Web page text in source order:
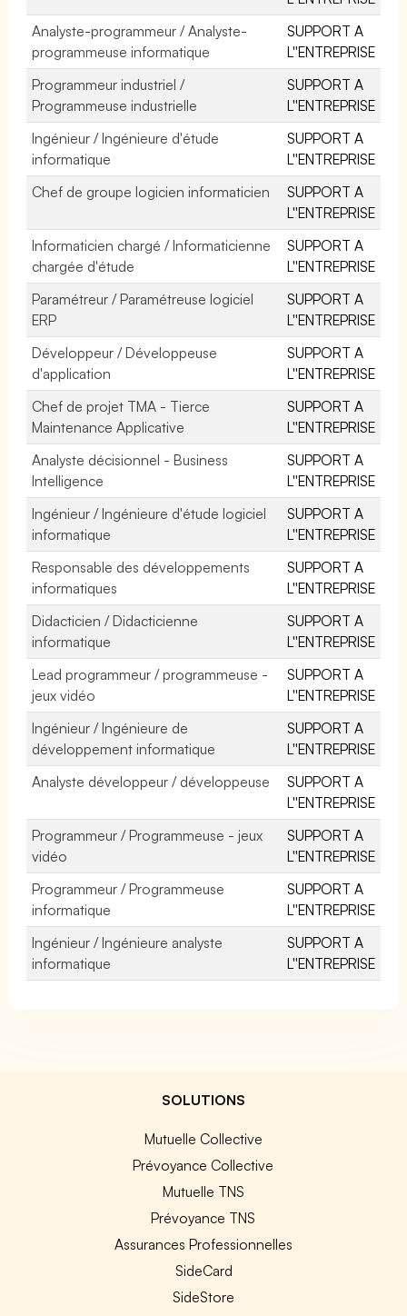
Analyste-programmeur / Analyste-
programmeuse informatique
SUPPORT A
L''ENTREPRISE
Programmeur industriel /
Programmeuse industrielle
SUPPORT A
L''ENTREPRISE
Ingénieur / Ingénieure d'étude
informatique
SUPPORT A
L''ENTREPRISE
Chef de groupe logicien informaticien
SUPPORT A
L''ENTREPRISE
Informaticien chargé / Informaticienne
chargée d'étude
SUPPORT A
L''ENTREPRISE
Paramétreur / Paramétreuse logiciel
ERP
SUPPORT A
L''ENTREPRISE
Développeur / Développeuse
d'application
SUPPORT A
L''ENTREPRISE
Chef de projet TMA - Tierce
Maintenance Applicative
SUPPORT A
L''ENTREPRISE
Analyste décisionnel - Business
Intelligence
SUPPORT A
L''ENTREPRISE
Ingénieur / Ingénieure d'étude logiciel
informatique
SUPPORT A
L''ENTREPRISE
Responsable des développements
informatiques
SUPPORT A
L''ENTREPRISE
Didacticien / Didacticienne
informatique
SUPPORT A
L''ENTREPRISE
Lead programmeur / programmeuse -
jeux vidéo
SUPPORT A
L''ENTREPRISE
Ingénieur / Ingénieure de
développement informatique
SUPPORT A
L''ENTREPRISE
Analyste développeur / développeuse
SUPPORT A
L''ENTREPRISE
Programmeur / Programmeuse - jeux
vidéo
SUPPORT A
L''ENTREPRISE
Programmeur / Programmeuse
informatique
SUPPORT A
L''ENTREPRISE
Ingénieur / Ingénieure analyste
informatique
SUPPORT A
L''ENTREPRISE
SOLUTIONS
Mutuelle Collective
Prévoyance Collective
Mutuelle TNS
Prévoyance TNS
Assurances Professionnelles
SideCard
SideStore